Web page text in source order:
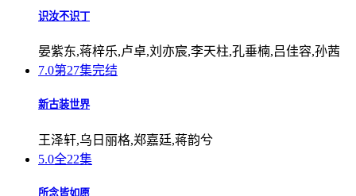
识汝不识丁
晏紫东,蒋梓乐,卢卓,刘亦宸,李天柱,孔垂楠,吕佳容,孙茜
7.0第27集完结
新古装世界
王泽轩,乌日丽格,郑嘉廷,蒋韵兮
5.0全22集
所念皆如愿